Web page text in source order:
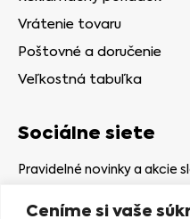
Ceníme si vaše
Vrátenie tovaru
Poštovné a doručenie
Veľkostná tabuľka
Sociálne siete
Pravidelné novinky a akcie